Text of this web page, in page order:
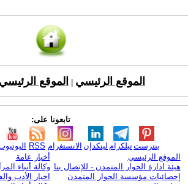
الموقع الرئيسي الموقع
تابعونا على:
RSS الانستغرام لينكدإن تيلكرامبنترست
الموقع الرئيسي
هيئة ادارة الحوار المتمدن - للإتصال بنا
إحصائيات مؤسسة الحوار المتمدن
أخبار عامة
وكالة أنباء
اخبار الأدب